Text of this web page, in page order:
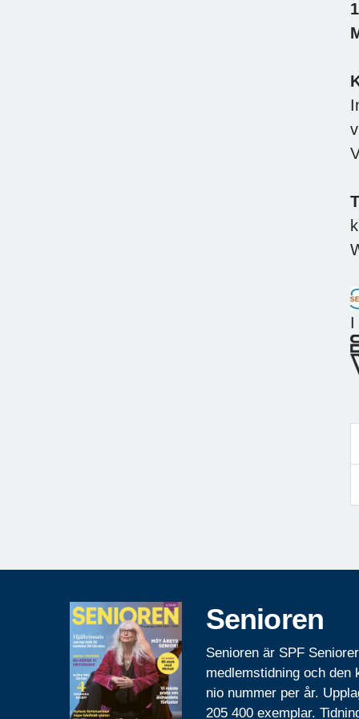
I
Senioren
Senioren är SPF
medlemstidning och den
nio nummer per år.
205 400 exemplar.